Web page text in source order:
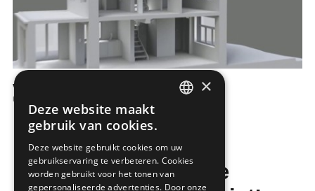
VELUX ACTIVE binnenklimaatbeheersing
Raamaankleding
Mis de laatste
×
Deze website maakt
gebruik van cookies.
Deze website gebruikt cookies om uw
gebruikservaring te verbeteren. Cookies
worden gebruikt voor het tonen van
gepersonaliseerde advertenties. Door onze